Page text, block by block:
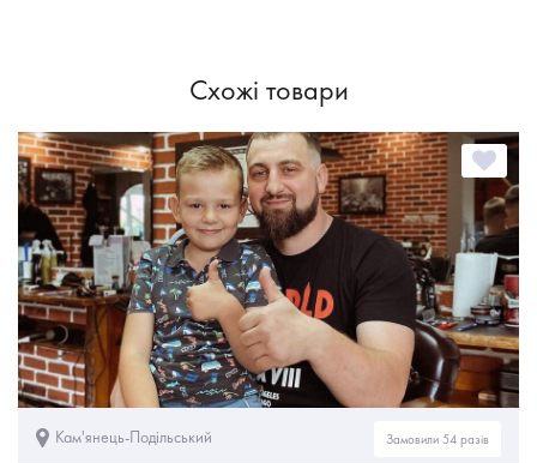
Схожі товари
Кам'янець-Подільський Замовили 54 разів